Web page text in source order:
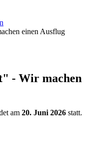
einen Ausflug
- Wir machen
am 20. Juni 2026 statt.